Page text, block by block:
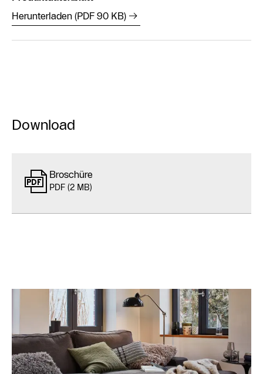
Herunterladen (PDF 90 KB)
Download
Broschüre
PDF (2 MB)